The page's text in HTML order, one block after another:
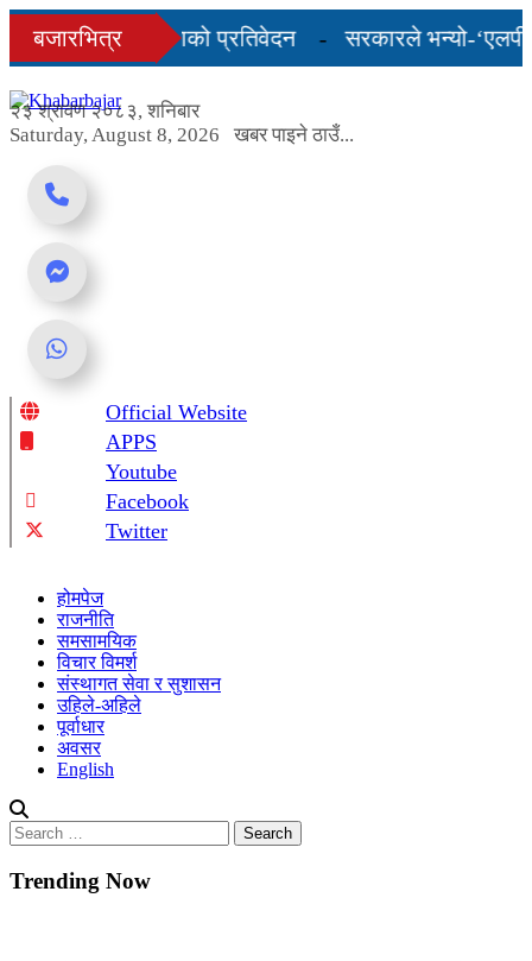
Skip
content
बजारभित्र
अन्तिम तीन महिनाको प्रतिवेदन
सरकारले भन्यो-‘एलपी
२३ श्रावण २०८३, शनिबार
Saturday, August 8, 2026
खबर पाइने ठाउँ...
Online News Portal
Official Website
APPS
Youtube
Facebook
Twitter
होमपेज
राजनीति
समसामयिक
विचार विमर्श
संस्थागत सेवा र सुशासन
उहिले-अहिले
पूर्वाधार
अवसर
English
Search
for:
Trending Now